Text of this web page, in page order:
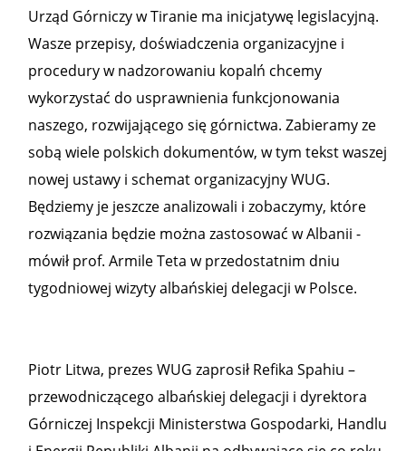
Urząd Górniczy w Tiranie ma inicjatywę legislacyjną.
Wasze przepisy, doświadczenia organizacyjne i
procedury w nadzorowaniu kopalń chcemy
wykorzystać do usprawnienia funkcjonowania
naszego, rozwijającego się górnictwa. Zabieramy ze
sobą wiele polskich dokumentów, w tym tekst waszej
nowej ustawy i schemat organizacyjny WUG.
Będziemy je jeszcze analizowali i zobaczymy, które
rozwiązania będzie można zastosować w Albanii -
mówił prof. Armile Teta w przedostatnim dniu
tygodniowej wizyty albańskiej delegacji w Polsce.
Piotr Litwa, prezes WUG zaprosił Refika Spahiu –
przewodniczącego albańskiej delegacji i dyrektora
Górniczej Inspekcji Ministerstwa Gospodarki, Handlu